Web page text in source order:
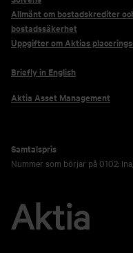
Allmänt om bostadskrediter
bostadssäkerhet
Uppgifter om Aktias
Briefly in English
Aktia Asset Management
Samtalspris
Nummer som börjar på 0102: